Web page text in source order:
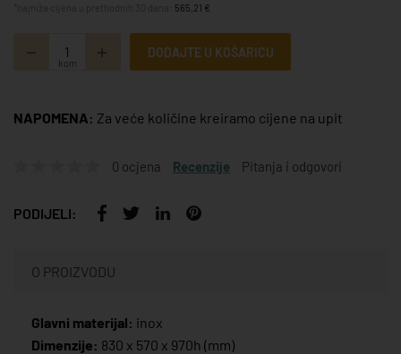
565,21 €
kom
DODAJTE U KOŠARICU
NAPOMENA: Za veće količine kreiramo cijene na upit
0 ocjena Recenzije Pitanja i odgovori
PODIJELI:
O PROIZVODU
Glavni materijal: inox
Dimenzije: 830 x 570 x 970h (mm)